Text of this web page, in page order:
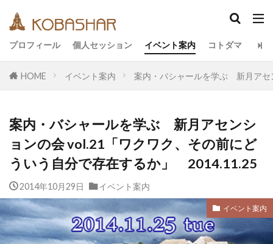
プロフィール 個人セッション イベント案内 コトダマ
HOME イベント案内 案内・バシャールを学ぶ 新月アセ
案内・バシャールを学ぶ 新月アセンシ
ョンの会 vol.21「ワクワク、その前にど
ういう自分で存在するか」 2014.11.25
2014年10月29日 イベント案内
イベント案内
カテゴリー
アーティスト
イベント
イヤシロチ
エコ
オフグリッド
キールタン
デトックス
バシャール・宇宙の法則
ヘナ
メッセージ
ヨガ
ワンネス
ヴィーガン 健康
動画
友人
合宿 名古屋 地底人
子供